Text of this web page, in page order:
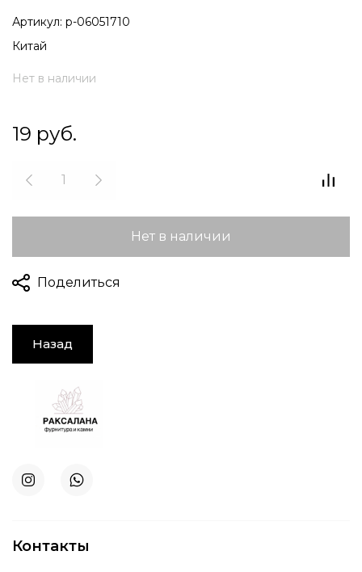
Артикул: р-06051710
Китай
Нет в наличии
19 руб.
Нет в наличии
Поделиться
Назад
Контакты